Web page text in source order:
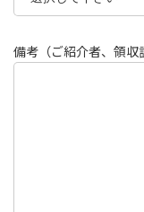
備考（ご紹介者、領収